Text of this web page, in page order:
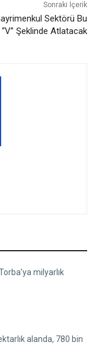
Sonraki İçerik
Sektörü Bu
Şeklinde Atlatacak
milyarlık
alanda, 780 bin